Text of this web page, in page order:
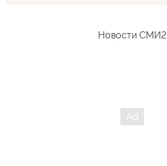
Новости СМИ2